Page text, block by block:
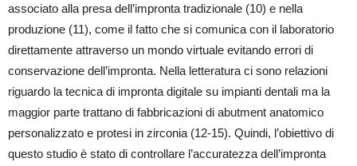
associato alla presa dell’impronta tradizionale (10) e nella
produzione (11), come il fatto che si comunica con il laboratorio
direttamente attraverso un mondo virtuale evitando errori di
conservazione dell’impronta. Nella letteratura ci sono relazioni
riguardo la tecnica di impronta digitale su impianti dentali ma la
maggior parte trattano di fabbricazioni di abutment anatomico
personalizzato e protesi in zirconia (12-15). Quindi, l’obiettivo di
questo studio è stato di controllare l’accuratezza dell’impronta